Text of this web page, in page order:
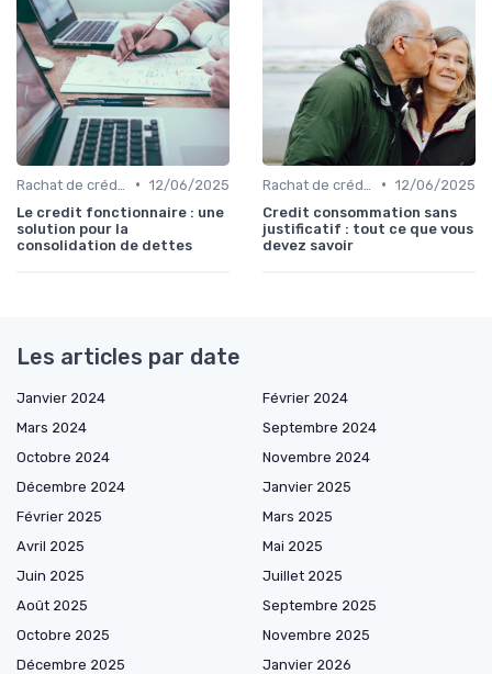
• 12/06/2025
Le credit fonctionnaire : une
solution pour la
consolidation de dettes
• 12/06/2025
Credit consommation sans
justificatif : tout ce que vous
devez savoir
Les articles par date
Janvier 2024
Février 2024
Mars 2024
Septembre 2024
Octobre 2024
Novembre 2024
Décembre 2024
Janvier 2025
Février 2025
Mars 2025
Avril 2025
Mai 2025
Juin 2025
Juillet 2025
Août 2025
Septembre 2025
Octobre 2025
Novembre 2025
Décembre 2025
Janvier 2026